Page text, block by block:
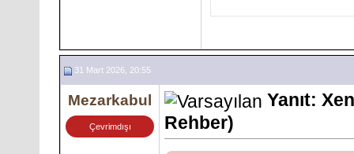
31 Mart 2026, 20:55
Mezarkabul
Çevrimdışı
Yanıt:
Rehber)